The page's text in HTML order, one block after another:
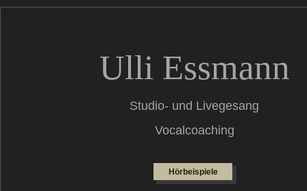
Ulli Essmann
Studio- und Livegesang
Vocalcoaching
Hörbeispiele